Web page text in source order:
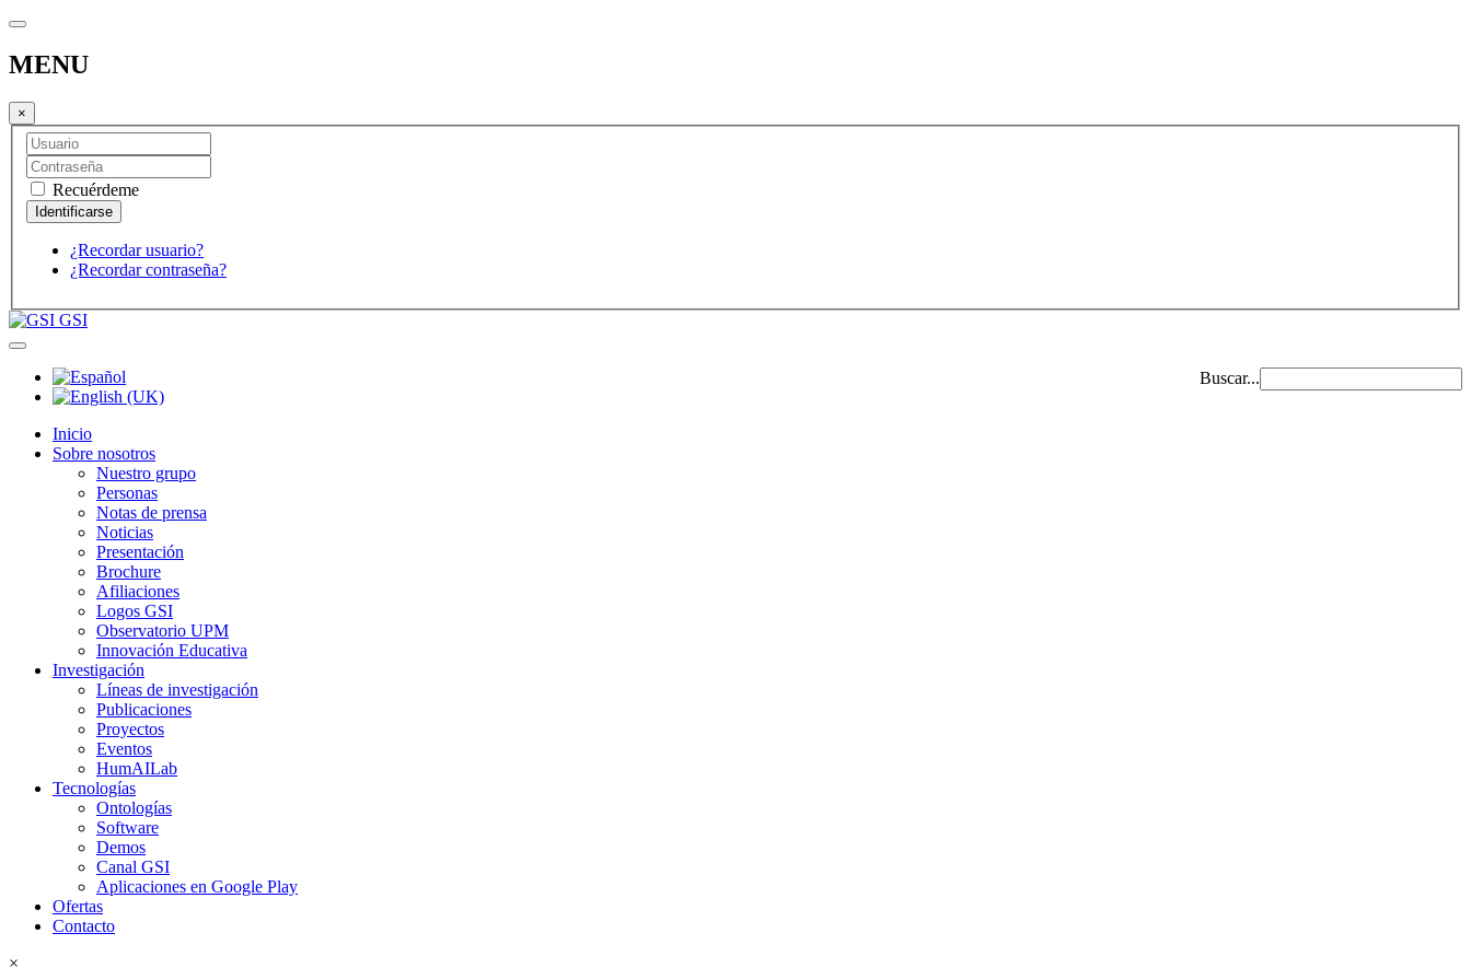
MENU
×
Recuérdeme
¿Recordar usuario?
¿Recordar contraseña?
GSI
Buscar...
Inicio
Sobre nosotros
Nuestro grupo
Personas
Notas de prensa
Noticias
Presentación
Brochure
Afiliaciones
Logos GSI
Observatorio UPM
Innovación Educativa
Investigación
Líneas de investigación
Publicaciones
Proyectos
Eventos
HumAILab
Tecnologías
Ontologías
Software
Demos
Canal GSI
Aplicaciones en Google Play
Ofertas
Contacto
×